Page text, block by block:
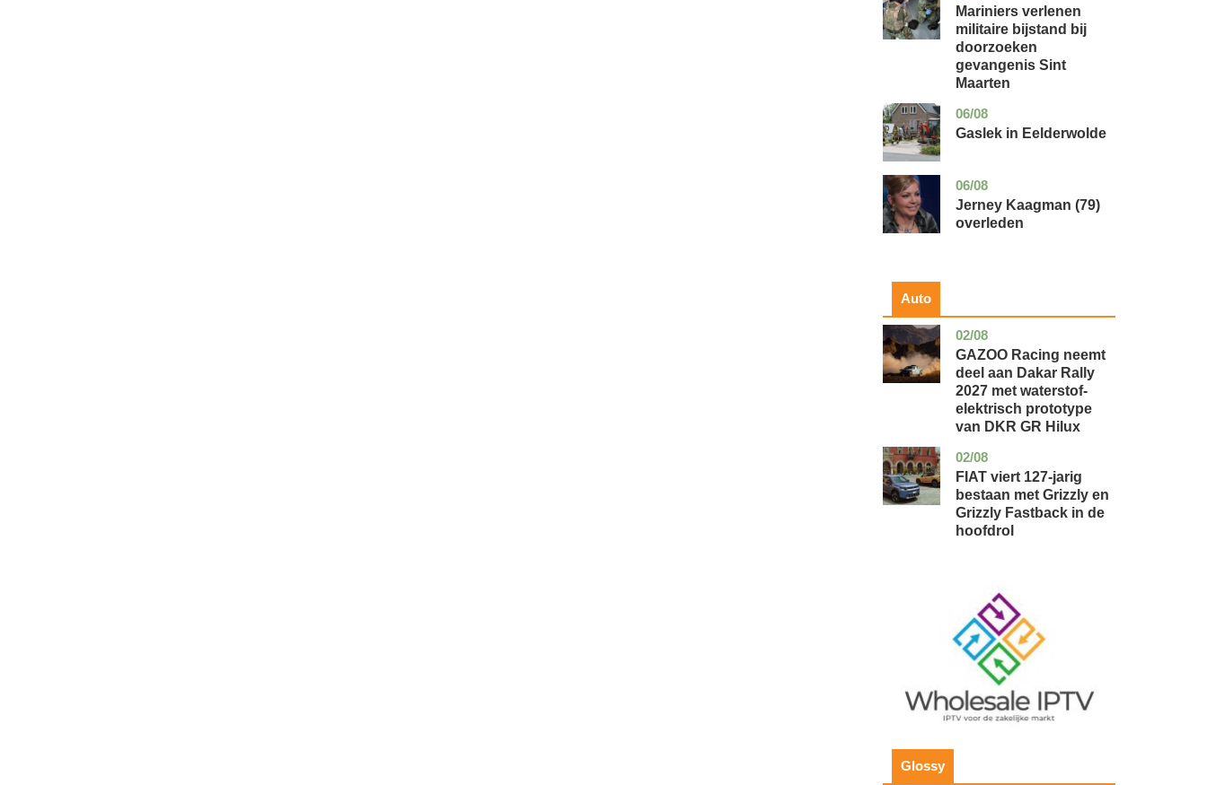
Mariniers verlenen
militaire bijstand bij
doorzoeken
gevangenis Sint
Maarten
06/08
drenthe
nieuws
Gaslek in Eelderwolde
06/08
noord-
glossy
Jerney Kaagman (79)
overleden
Auto
02/08
auto
GAZOO Racing neemt
deel aan Dakar Rally
2027 met waterstof-
elektrisch prototype
van DKR GR Hilux
02/08
auto
FIAT viert 127-jarig
bestaan met Grizzly en
Grizzly Fastback in de
hoofdrol
Glossy